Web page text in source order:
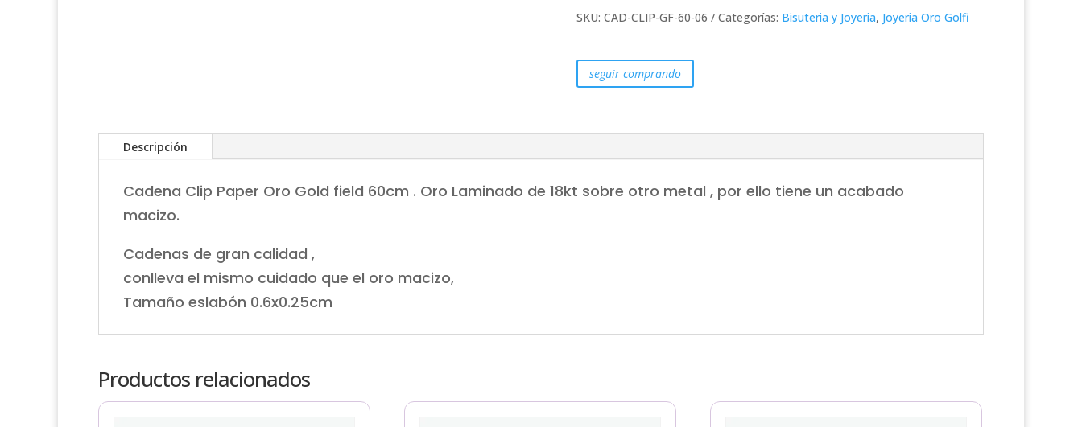
60cm
-0.6cm
SKU: CAD-CLIP-GF-60-06 Categorías: Bisuteria y Joyeria, Joyeria Oro Golfi
seguir comprando
Descripción
Cadena Clip Paper Oro Gold field 60cm . Oro Laminado de 18kt sobre otro metal , por ello tiene un acabado
macizo.
Cadenas de gran calidad ,
conlleva el mismo cuidado que el oro macizo,
Tamaño eslabón 0.6x0.25cm
Productos relacionados